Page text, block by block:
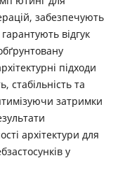
забезпечують
відгук
підходи
стабільність та
затримки
архітектури для
у